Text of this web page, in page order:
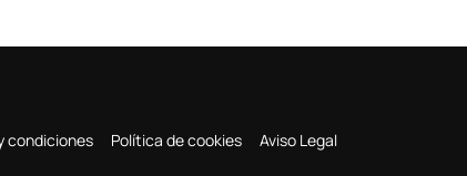
condiciones Política de cookies Aviso Legal